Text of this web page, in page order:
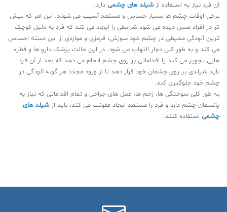
آن فرد نیاز به استفاده ازشیلد های چشمی دارد.
برخی اوقات چشم ها بسیار حساس و مستعد آسیب می شوند. این امر که بیش
تر در افراد مسن دیده می شود شرایطی را ایجاد می کند که فرد به دلیل کوچک
ترین آلودگی محیطی در چشم خود سوزش، قرمزی و مواردی از این دسته احساس
می کند و به طور کلی دچار التهاب می شود. در این حالت پزشک دارو ها و قطره
هایی تجویز می کند یا اقداماتی بر روی چشم انجام می دهد که بعد از آن فرد
باید شیلدی بر روی چشمان خود قرار دهد تا از ورود مجدد هر گونه آلودگی در
چشم خود جلوگیری کند.
به طور کلی سوختگی ها، زخم ها، عمل های جراحی و تمام اقداماتی که نیاز به
پانسمان چشم دارد و فرد را مستعد ایجاد عفونت می کند، باید ازشیلد های
چشمی استفاده کنند.